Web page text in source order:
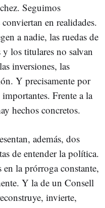
Seguimos
en realidades.
a nadie, las ruedas de
los titulares no salvan
inversiones, las
Y precisamente por
Frente a la
hechos concretos.
además, dos
de entender la política.
la prórroga constante,
Y la de un Consell
invierte,